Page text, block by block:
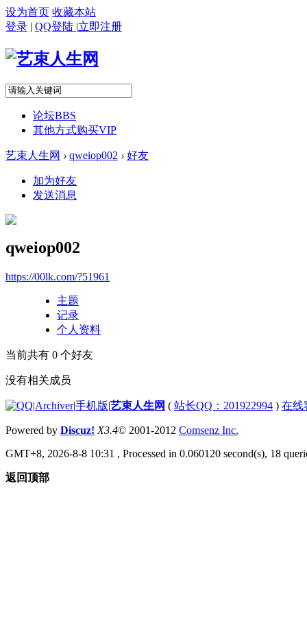
设为首页 收藏本站
登录 | QQ登陆 |立即注册
论坛BBS
其他方式购买VIP
艺束人生网 › qweiop002 › 好友
加为好友
发送消息
qweiop002
https://00lk.com/?51961
主题
记录
个人资料
当前共有 0 个好友
没有相关成员
|Archiver|手机版|艺束人生网 ( 站长QQ：201922994 ) 在线
Powered by Discuz! X3.4© 2001-2012 Comsenz Inc.
GMT+8, 2026-8-8 10:31 , Processed in 0.060120 second(s), 18
返回顶部